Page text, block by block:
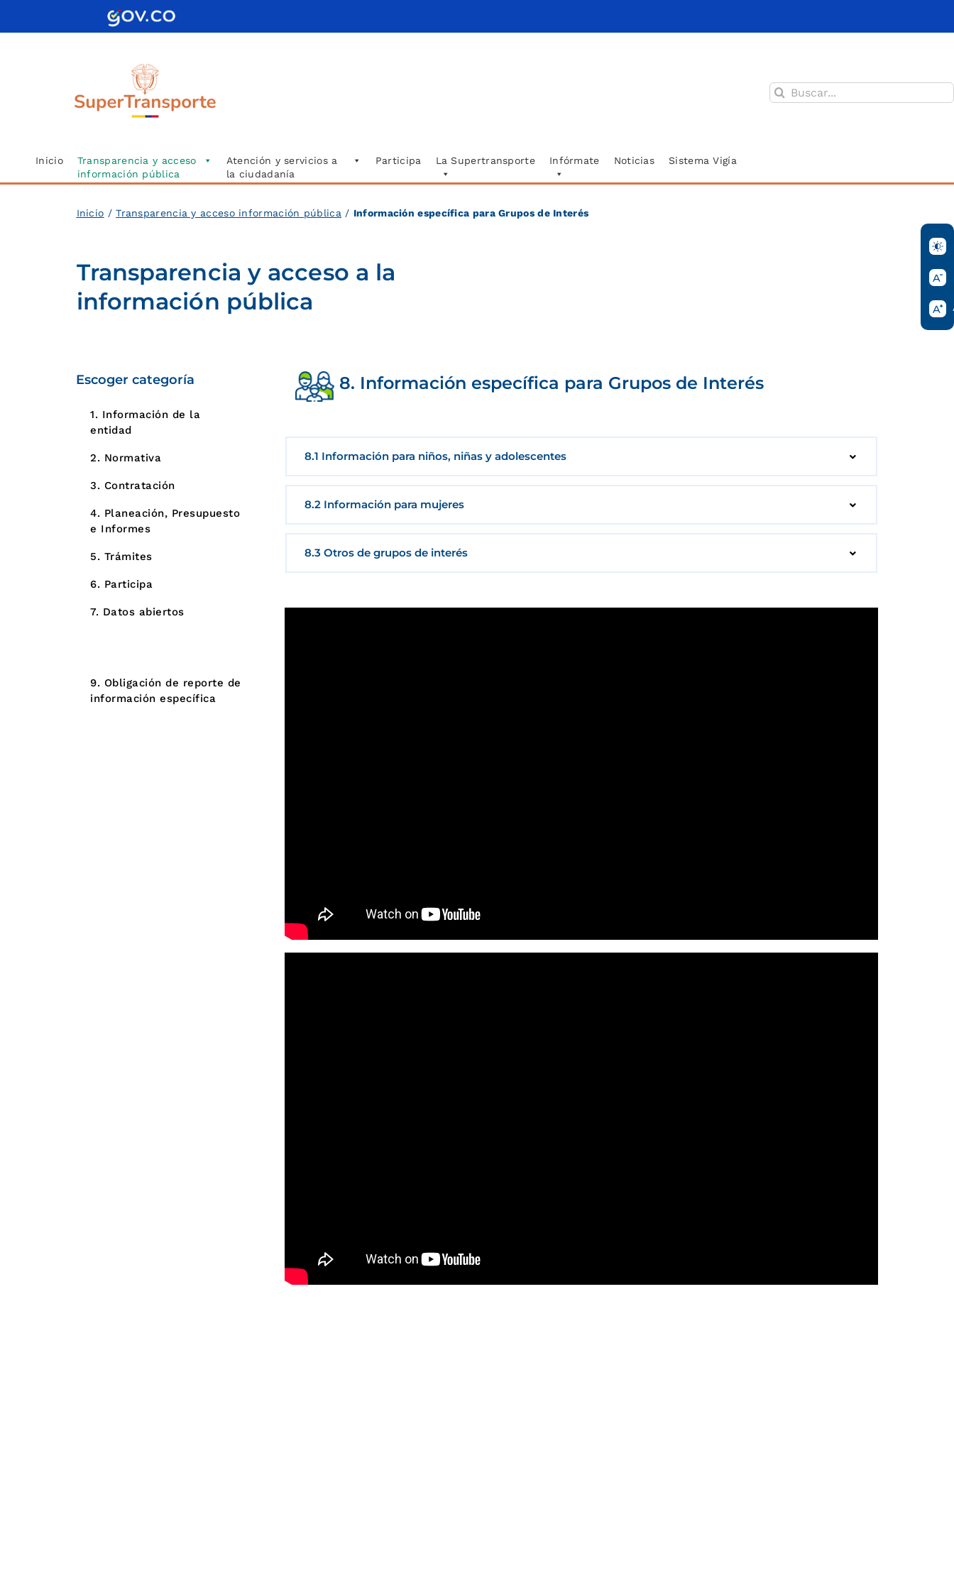
Buscar:
Inicio
Transparencia y acceso
información pública
Atención y servicios a
la ciudadanía
Participa La Supertransporte Infórmate Noticias Sistema Vigía
Inicio /Transparencia y acceso información pública / Información específica para Grupos de Interés
Transparencia y acceso a la
información pública
Escoger categoría
1. Información de la
entidad
2. Normativa
3. Contratación
4. Planeación, Presupuesto
e Informes
5. Trámites
6. Participa
7. Datos abiertos
9. Obligación de reporte de
información específica
8. Información específica para Grupos de Interés
8.1 Información para niños, niñas y adolescentes
8.2 Información para mujeres
8.3 Otros de grupos de interés